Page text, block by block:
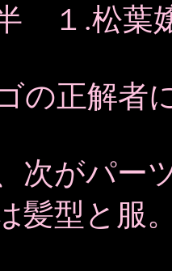
１.松葉
の正解者
次がパー
髪型と服。